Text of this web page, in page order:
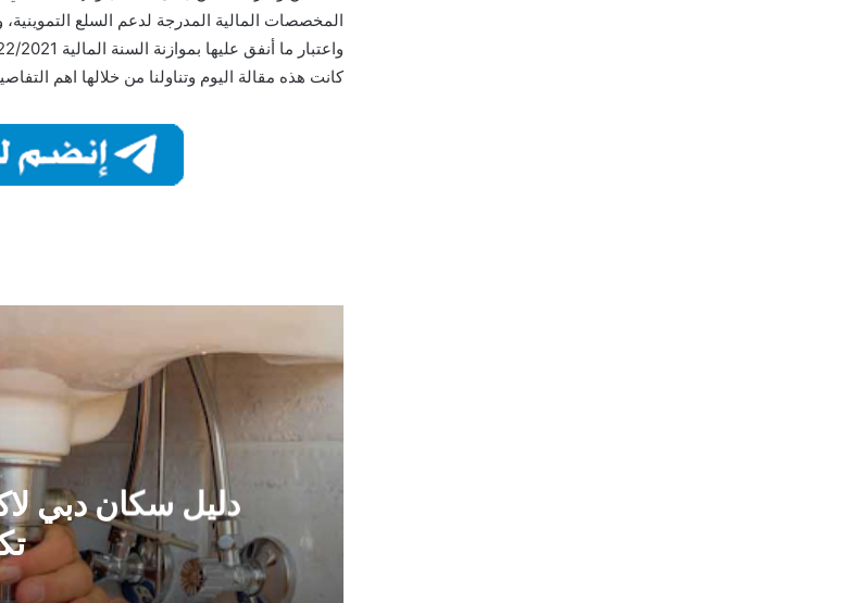
المخصصات المالية المدرجة لدعم السلع
واعتبار ما أنفق عليها بموازنة السنة المالية 2022/2021 هو حد أقصى لها، والمقابل النقدي للعاملين بالمناطق النائية.
كانت هذه مقالة اليوم وتناولنا من خلالها اهم
دليل سكان دبي